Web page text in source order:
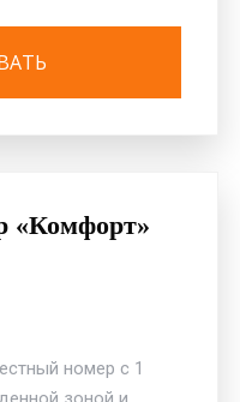
«Комфорт»
номер с 1